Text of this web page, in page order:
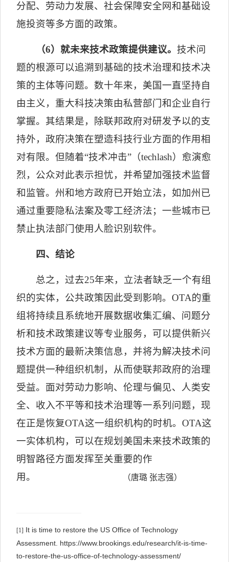
分配、劳动力发展、社会保障安全网和基础设
施投资等多方面的政策。
（6）就未来技术政策提供建议。 技术问
题的根源可以追溯到基础的技术治理和技术决
策的主体等问题。数十年来，美国一直坚持自
由主义，重大科技决策由私营部门和企业自行
掌握。其结果是，除联邦政府对研发予以的支
持外，政府决策在塑造科技行业方面的作用相
对有限。但随着“技术冲击”（techlash）愈演愈
烈，公众对此表示担忧，并希望加强技术监督
和监管。州和地方政府已开始立法，如加州已
通过重要隐私法案及零工经济法；一些城市已
禁止执法部门使用人脸识别软件。
四、结论
总之，过去25年来，立法者缺乏一个有组
织的实体，公共政策因此受到影响。OTA的重
组将持续且系统地开展数据收集汇编、问题分
析和技术政策建议等专业服务，可以提供新兴
技术方面的最新决策信息，并将为解决技术问
题提供一种组织机制，从而使联邦政府的治理
受益。面对劳动力影响、伦理与偏见、人类安
全、收入不平等和技术治理等一系列问题，现
在正是恢复OTA这一组织机构的时机。OTA这
一实体机构，可以在规划美国未来技术政策的
明智路径方面发挥至关重要的作
用。
（唐璐 张志强）
[1] It is time to restore the US Office of Technology
Assessment. https://www.brookings.edu/research/it-is-time-
to-restore-the-us-office-of-technology-assessment/